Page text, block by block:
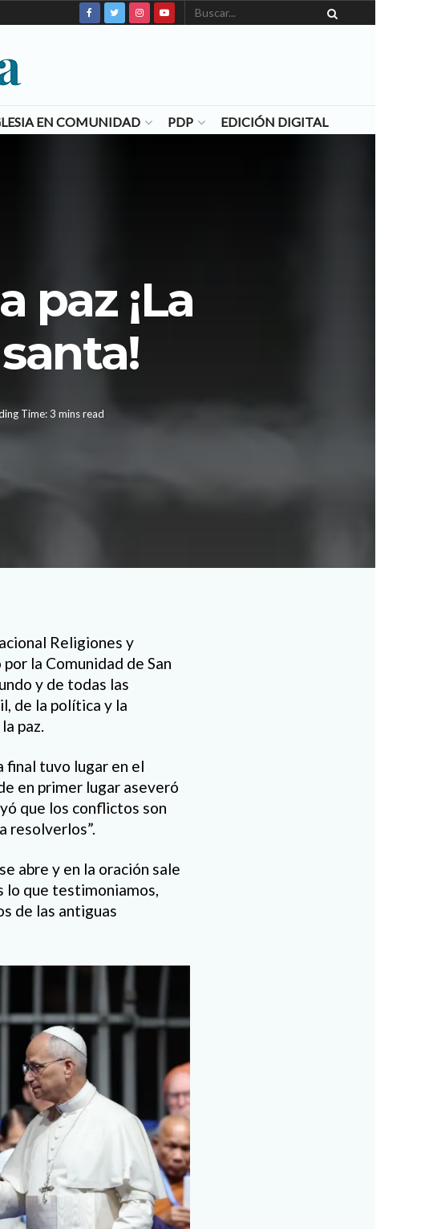
EN COMUNIDAD PDP EDICIÓN DIGITAL
paz ¡La
Time: 3 mins read
Religiones y
la Comunidad de San
y de todas las
de la política y la
paz.
final tuvo lugar en el
en primer lugar aseveró
que los conflictos son
resolverlos”.
abre y en la oración sale
lo que testimoniamos,
de las antiguas